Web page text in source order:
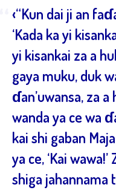
‹“Kun dai ji an
‘Kada ka yi
yi kisankai za a
gaya muku, duk
ɗan’uwansa, za
wanda ya ce wa
kai shi gaban
ya ce, ‘Kai
shiga jahannama